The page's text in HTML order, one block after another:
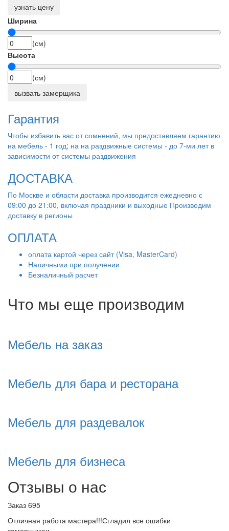
узнать цену
Ширина
(см)
Высота
(см)
вызвать замерщика
Гарантия
Чтобы избавить вас от сомнений, мы предоставляем гарантию
на мебель - 1 год; на на раздвижные системы - до 7-ми лет в
зависимости от системы раздвижения
ДОСТАВКА
По Москве и области доставка производится ежедневно с
09:00 до 21:00, включая праздники и выходные Производим
доставку в регионы
ОПЛАТА
оплата картой через сайт (Visa, MasterCard)
Наличными при получении
Безналичный расчет
Что мы еще производим
Мебель на заказ
Мебель для бара и ресторана
Мебель для раздевалок
Мебель для бизнеса
Отзывы о нас
Заказ 695
Отличная работа мастера!!!Сгладил все ошибки